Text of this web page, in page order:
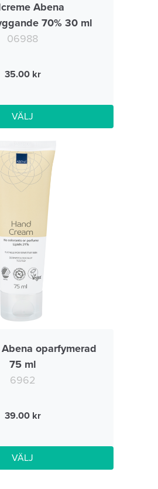
Abena
70% 30 ml
06988
35.00
VÄLJ
oparfymerad
75 ml
6962
39.00
VÄLJ